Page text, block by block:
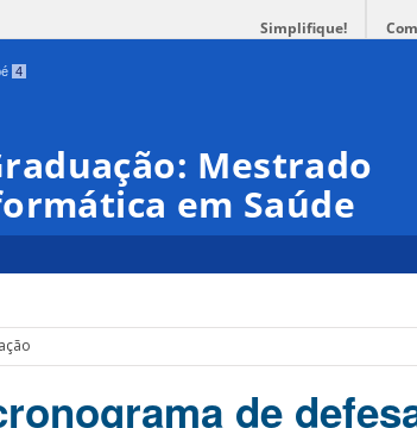
Simplifique!
4
Mestrado
em Saúde
de